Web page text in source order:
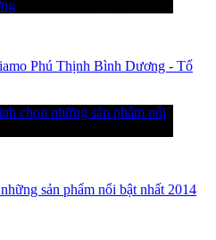
Phú Thịnh Bình Dương - Tổ
sản phẩm nổi bật nhất 2014